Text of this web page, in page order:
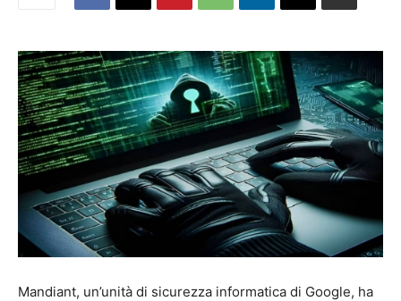
Mandiant, un’unità di sicurezza informatica di Google, ha